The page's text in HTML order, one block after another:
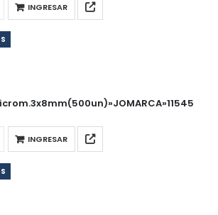
INGRESAR
INGRESAR